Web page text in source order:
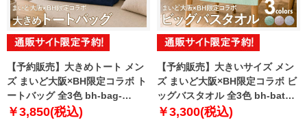
【予約販売】大きめトート メン
ズ まいど大阪×BH限定コラボ ト
ートバッグ 全3色 bh-bag-
sumo999【10月下旬発送予定】
￥3,850(税込)
【予約販売】大きいサイズ メン
ズ まいど大阪×BH限定コラボ ビ
ッグバスタオル 全3色 bh-bath-
sumo999【10月下旬発送予定】
￥3,300(税込)